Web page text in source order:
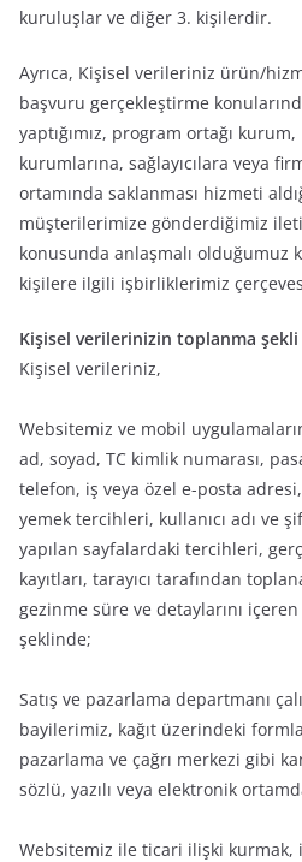
kuruluşlar ve diğer 3. kişilerdir.
Ayrıca, Kişisel verileriniz ürün/
başvuru gerçekleştirme
yaptığımız, program ortağı
kurumlarına, sağlayıcılara veya
ortamında saklanması hizmeti
müşterilerimize gönderdiğimiz
konusunda anlaşmalı olduğumuz
kişilere ilgili işbirliklerimiz
Kişisel verilerinizin toplanma şekli
Kişisel verileriniz,
Websitemiz ve mobil
ad, soyad, TC kimlik numarası,
telefon, iş veya özel e-posta
yemek tercihleri, kullanıcı adı ve
yapılan sayfalardaki tercihleri,
kayıtları, tarayıcı tarafından
gezinme süre ve detaylarını
şeklinde;
Satış ve pazarlama departmanı
bayilerimiz, kağıt üzerindeki
pazarlama ve çağrı merkezi gibi
sözlü, yazılı veya elektronik
Websitemiz ile ticari ilişki kurmak,